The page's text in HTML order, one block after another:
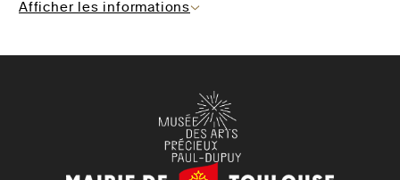
Afficher les informations
Mairie